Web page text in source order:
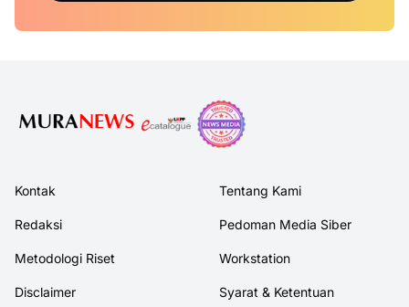
Kontak Tentang Kami
Redaksi Pedoman Media Siber
Metodologi Riset Workstation
Disclaimer Syarat & Ketentuan